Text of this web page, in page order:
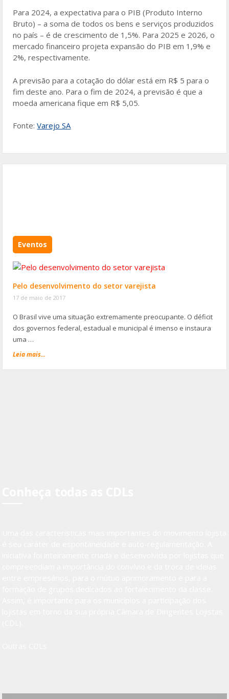
Para 2024, a expectativa para o PIB (Produto Interno
Bruto) – a soma de todos os bens e serviços produzidos
no país – é de crescimento de 1,5%. Para 2025 e 2026, o
mercado financeiro projeta expansão do PIB em 1,9% e
2%, respectivamente.
A previsão para a cotação do dólar está em R$ 5 para o
fim deste ano. Para o fim de 2024, a previsão é que a
moeda americana fique em R$ 5,05.
Fonte:Varejo SA
Eventos
Pelo desenvolvimento do setor varejista
17 de maio de 2017
O Brasil vive uma situação extremamente preocupante. O déficit
dos governos federal, estadual e municipal é imenso e instaura
uma …
Leia mais...